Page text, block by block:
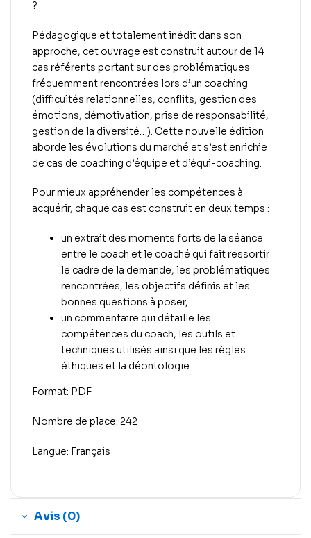
?
Pédagogique et totalement inédit dans son
approche, cet ouvrage est construit autour de 14
cas référents portant sur des problématiques
fréquemment rencontrées lors d’un coaching
(difficultés relationnelles, conflits, gestion des
émotions, démotivation, prise de responsabilité,
gestion de la diversité…). Cette nouvelle édition
aborde les évolutions du marché et s’est enrichie
de cas de coaching d’équipe et d’équi-coaching.
Pour mieux appréhender les compétences à
acquérir, chaque cas est construit en deux temps :
un extrait des moments forts de la séance
entre le coach et le coaché qui fait ressortir
le cadre de la demande, les problématiques
rencontrées, les objectifs définis et les
bonnes questions à poser,
un commentaire qui détaille les
compétences du coach, les outils et
techniques utilisés ainsi que les règles
éthiques et la déontologie.
Format: PDF
Nombre de place: 242
Langue: Français
Avis (0)